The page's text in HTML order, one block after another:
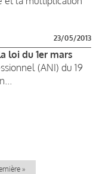
23/05/2013
loi du 1er mars
(ANI) du 19
»